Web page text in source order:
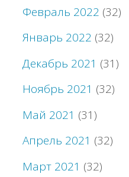
Февраль 2022 (32)
Январь 2022 (32)
Декабрь 2021 (31)
Ноябрь 2021 (32)
Май 2021 (31)
Апрель 2021 (32)
Март 2021 (32)